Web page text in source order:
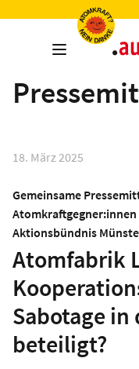
18. März 2025
Gemeinsame
Aktionsbündnis
Atomfabrik
Sabotage in
beteiligt?